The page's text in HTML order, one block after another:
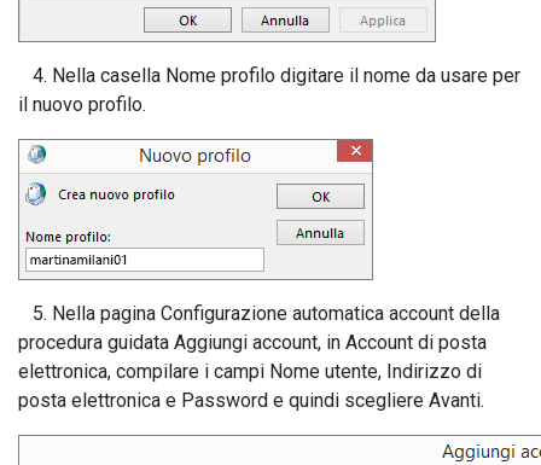
4. Nella casella Nome profilo digitare il nome da usare per
il nuovo profilo.
5. Nella pagina Configurazione automatica account della
procedura guidata Aggiungi account, in Account di posta
elettronica, compilare i campi Nome utente, Indirizzo di
posta elettronica e Password e quindi scegliere Avanti.